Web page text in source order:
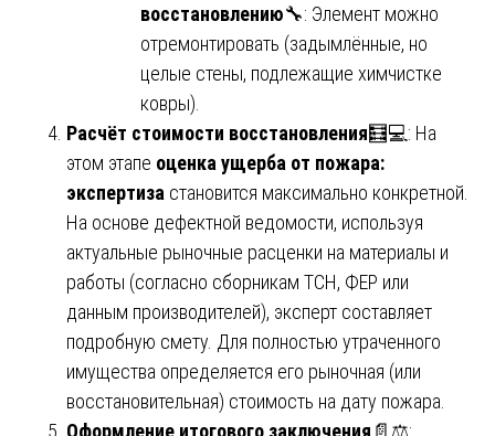
восстановлению🔧: Элемент можно
отремонтировать (задымлённые, но
целые стены, подлежащие химчистке
ковры).
Расчёт стоимости восстановления🧮💻: На
этом этапе оценка ущерба от пожара:
экспертиза становится максимально конкретной.
На основе дефектной ведомости, используя
актуальные рыночные расценки на материалы и
работы (согласно сборникам ТСН, ФЕР или
данным производителей), эксперт составляет
подробную смету. Для полностью утраченного
имущества определяется его рыночная (или
восстановительная) стоимость на дату пожара.
Оформление итогового заключения 📄⚖️: